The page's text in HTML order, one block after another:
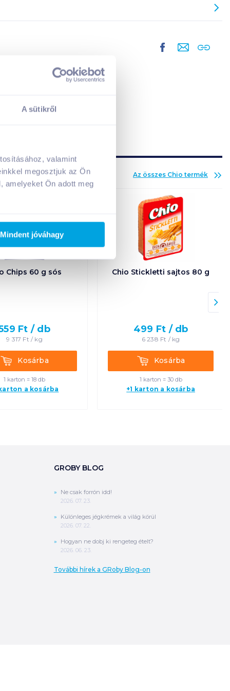
A sütikről
valamint
megosztjuk az Ön
amelyeket Ön adott meg
Mindent jóváhagy
Adj hozzá termékeket!
Az összes Chio termék
Chips 60 g sós
Ft / db
9 317 Ft / kg
KosárbaKosárba
1 karton = 18 db
a kosárba
Chio Stickletti sajtos 80 g
499 Ft / db
6 238 Ft / kg
KosárbaKosárba
1 karton = 30 db
+1 karton a kosárba
GROBY BLOG
Ne csak forrón idd!
2026. 07. 23.
Különleges jégkrémek a világ körül
2026. 07. 22.
Hogyan ne dobj ki rengeteg ételt?
2026. 06. 23.
További hírek a GRoby Blog-on